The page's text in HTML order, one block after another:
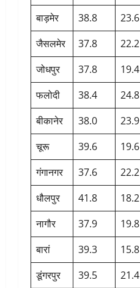
बाड़मेर
38.8
23.6
जैसलमेर
37.8
22.2
जोधपुर
37.8
19.4
फलोदी
38.4
24.8
बीकानेर
38.0
23.9
चूरू
39.6
19.6
गंगानगर
37.6
22.2
धौलपुर
41.8
18.2
नागौर
37.9
19.8
बारां
39.3
15.8
डूंगरपुर
39.5
21.4